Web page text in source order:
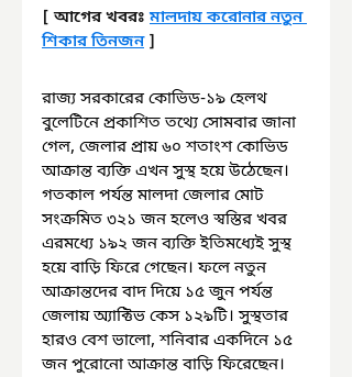
[ আগের খবরঃ মালদায় করোনার নতুন
শিকার তিনজন ]
রাজ্য সরকারের কোভিড-১৯ হেলথ
বুলেটিনে প্রকাশিত তথ্যে সোমবার জানা
গেল, জেলার প্রায় ৬০ শতাংশ কোভিড
আক্রান্ত ব্যক্তি এখন সুস্থ হয়ে উঠেছেন।
গতকাল পর্যন্ত মালদা জেলার মোট
সংক্রমিত ৩২১ জন হলেও স্বস্তির খবর
এরমধ্যে ১৯২ জন ব্যক্তি ইতিমধ্যেই সুস্থ
হয়ে বাড়ি ফিরে গেছেন। ফলে নতুন
আক্রান্তদের বাদ দিয়ে ১৫ জুন পর্যন্ত
জেলায় অ্যাক্টিভ কেস ১২৯টি। সুস্থতার
হারও বেশ ভালো, শনিবার একদিনে ১৫
জন পুরোনো আক্রান্ত বাড়ি ফিরেছেন।